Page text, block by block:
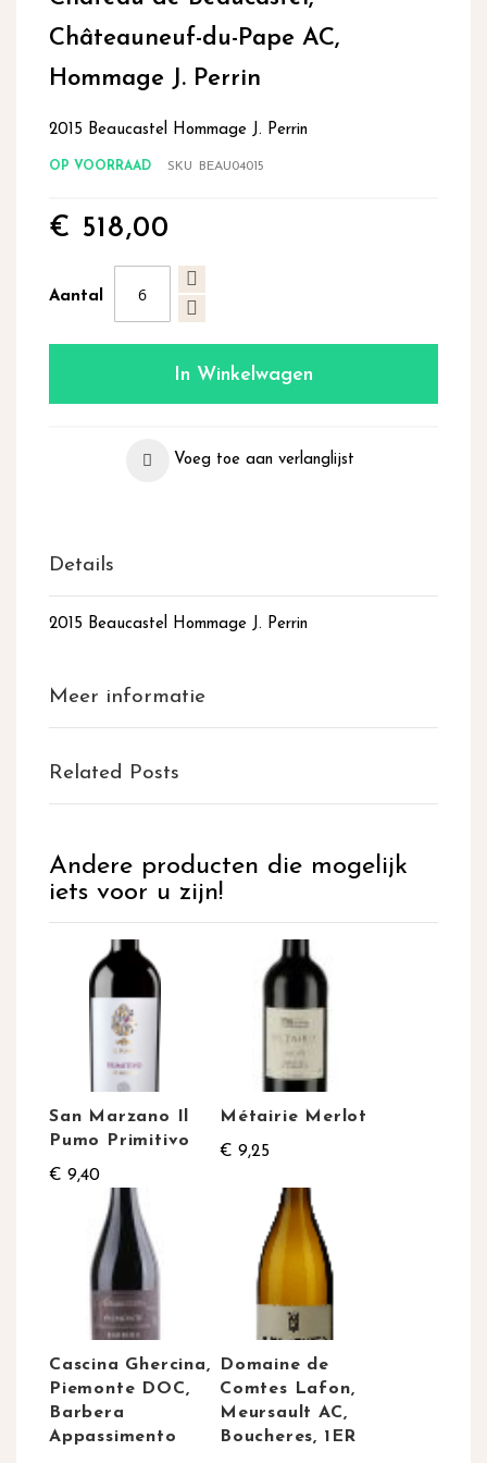
begin
van
de
afbeeldingen-
Châteauneuf-du-Pape AC,
Hommage J. Perrin
2015 Beaucastel Hommage J. Perrin
OP VOORRAAD SKU BEAU04015
€ 518,00
Aantal
In Winkelwagen
Voeg toe aan verlanglijst
Details
2015 Beaucastel Hommage J. Perrin
Meer informatie
Related Posts
Andere producten die mogelijk
iets voor u zijn!
San Marzano Il
Pumo Primitivo
€ 9,40
Métairie Merlot
€ 9,25
Cascina Ghercina,
Piemonte DOC,
Barbera
Appassimento
Domaine de
Comtes Lafon,
Meursault AC,
Boucheres, 1ER